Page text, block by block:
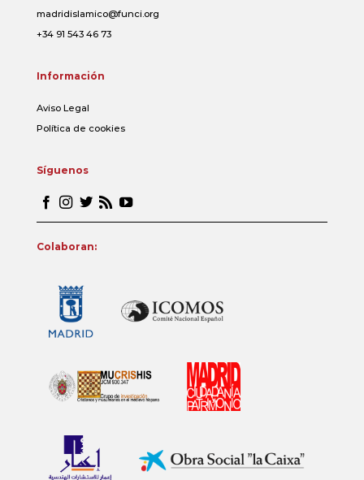
madridislamico@funci.org
+34 91 543 46 73
Información
Aviso Legal
Política de cookies
Síguenos
Colaboran: